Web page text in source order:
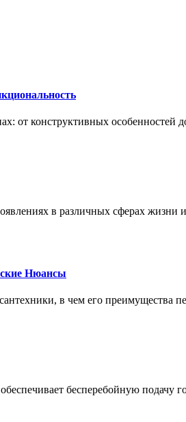
от конструктивных особенностей
в различных сферах
Нюансы
в чем его преимущества
бесперебойную подачу